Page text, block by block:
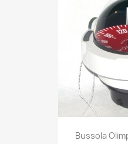
Bussola